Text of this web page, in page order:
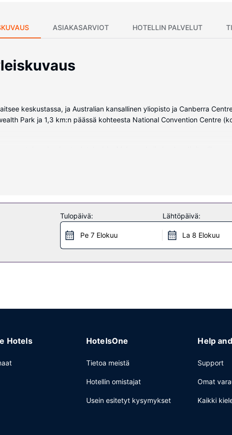
ASIAKASARVIOT HOTELLIN PALVELUT
keskustassa, ja Australian kansallinen yliopisto ja Canberra
Park ja 1,3 km:n päässä kohteesta National Convention Centre
suihkun ja kylpyammeen yhdistelmä, ilmaiset hygieniatuotteet ja
televisio yleisissä tiloissa.
First Edition, on baari/aulabaari. Halutessasi käytössäsi on
klo 6.30–9.30 ja viikonloppuisin klo 6.30–10.30.
Tulopäivä:
Pe 7 Elokuu
Lähtöpäivä:
La 8 Elokuu
Hotels HotelsOne
Tietoa meistä
Hotellin omistajat
Usein esitetyt kysymykset
Help
Support
Omat
Kaikki